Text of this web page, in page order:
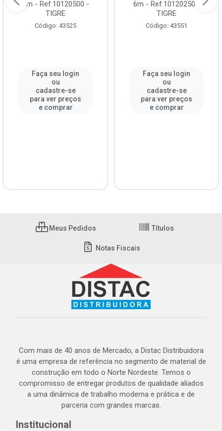
6m - Ref.10120500 -
TIGRE
Código: 43525
Faça seu login
ou
cadastre-se
para ver preços
e comprar
6m - Ref.10120250 -
TIGRE
Código: 43551
Faça seu login
ou
cadastre-se
para ver preços
e comprar
Meus Pedidos Títulos
Notas Fiscais
Com mais de 40 anos de Mercado, a Distac Distribuidora
é uma empresa de referência no segmento de material de
construção em todo o Norte Nordeste. Temos o
compromisso de entregar produtos de qualidade aliados
a uma dinâmica de trabalho moderna e prática e de
parceria com grandes marcas.
Institucional